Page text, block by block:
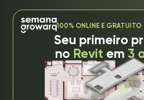
100% ONLINE E GRATUITO
Seu primeiro
no Revit em 3